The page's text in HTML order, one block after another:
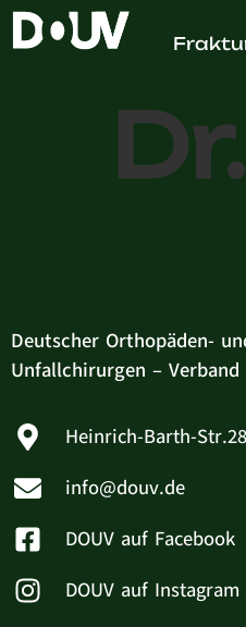
Deutscher Orthopäden-
Unfallchirurgen – Verband
Heinrich-Barth-
info@douv.de
DOUV auf Facebook
DOUV auf Instagram